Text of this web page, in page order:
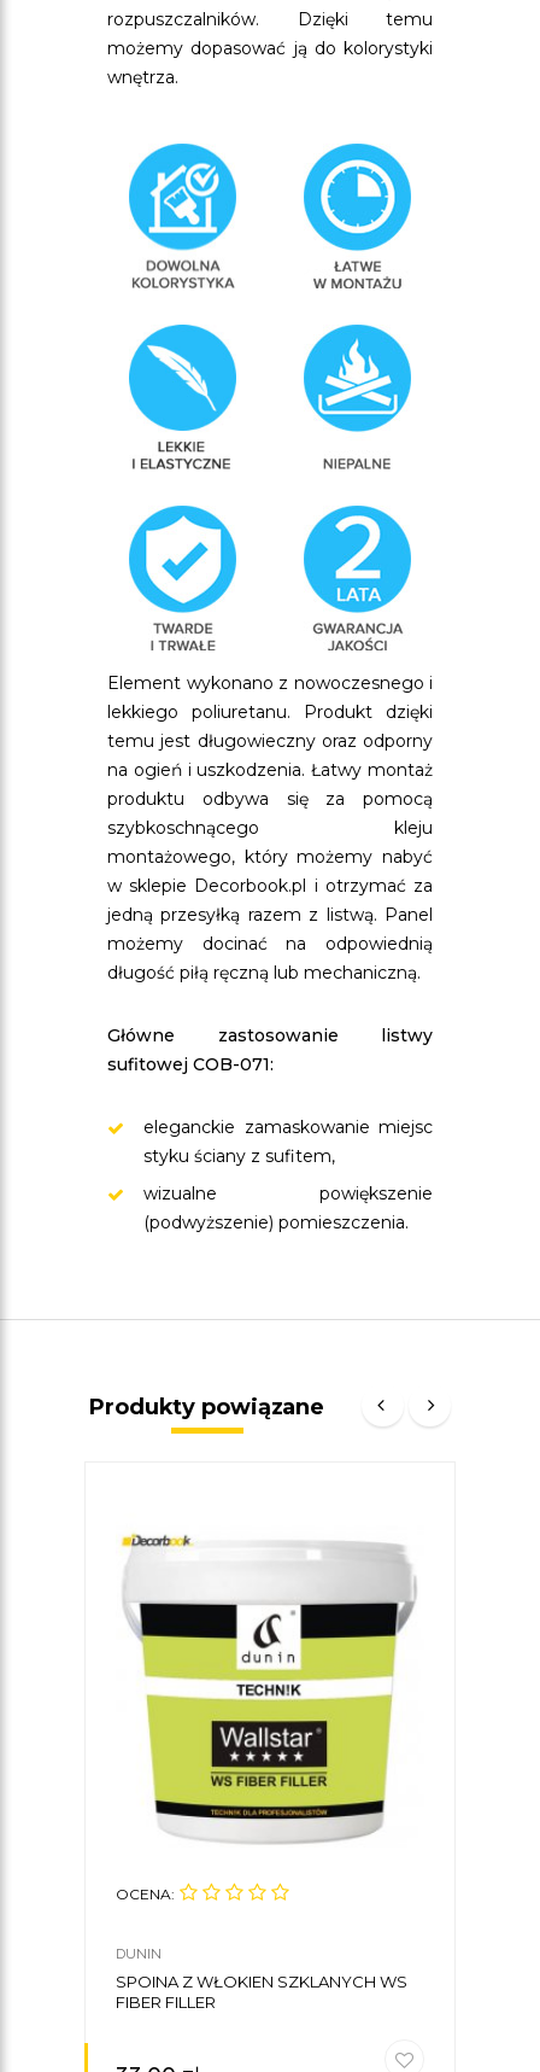
rozpuszczalników. Dzięki temu
możemy dopasować ją do kolorystyki
wnętrza.
Element wykonano z nowoczesnego i
lekkiego poliuretanu. Produkt dzięki
temu jest długowieczny oraz odporny
na ogień i uszkodzenia. Łatwy montaż
produktu odbywa się za pomocą
szybkoschnącego kleju
montażowego, który możemy nabyć
w sklepie Decorbook.pl i otrzymać za
jedną przesyłką razem z listwą. Panel
możemy docinać na odpowiednią
długość piłą ręczną lub mechaniczną.
Główne zastosowanie listwy
sufitowej COB-071:
eleganckie zamaskowanie miejsc
styku ściany z sufitem,
wizualne powiększenie
(podwyższenie) pomieszczenia.
Produkty powiązane
OCENA:
DUNIN
SPOINA Z WŁOKIEN SZKLANYCH WS
FIBER FILLER